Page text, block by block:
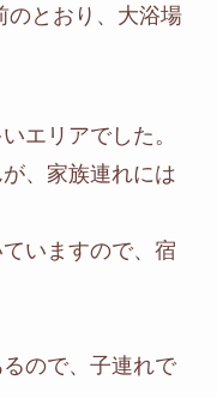
のとおり、大浴場
エリアでした。
、家族連れには
いますので、宿
ので、子連れで